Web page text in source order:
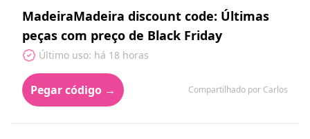
MadeiraMadeira discount code: Últimas
peças com preço de Black Friday
Último uso: há 18 horas
Pegar código → Compartilhado por Carlos